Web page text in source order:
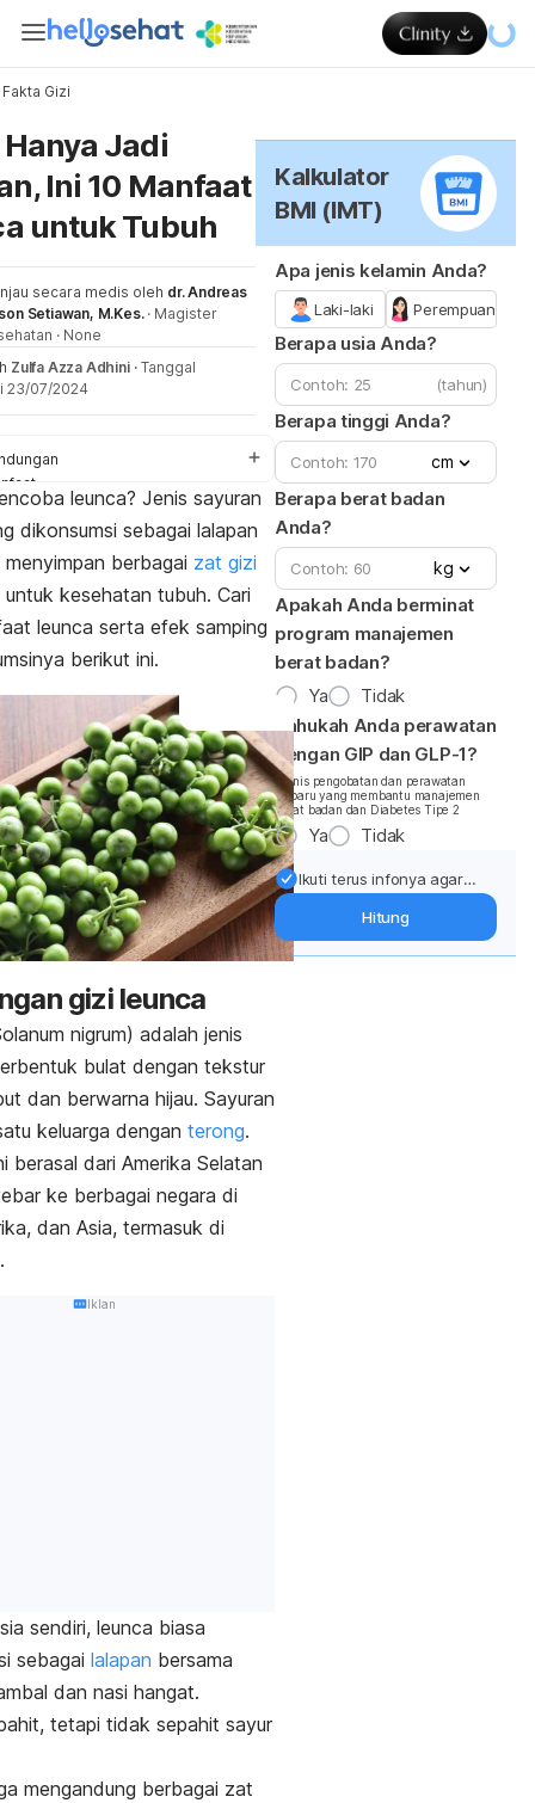
Fakta Gizi
Jadi
Ini 10 Manfaat
untuk Tubuh
secara medis oleh dr. Andreas
Setiawan, M.Kes. · Magister
· None
Zulfa Azza Adhini · Tanggal
23/07/2024
sampingleunca? Jenis sayuran
dikonsumsi sebagai lalapan
berbagai zat gizi
kesehatan tubuh. Cari
leunca serta efek samping
berikut ini.
gizi leunca
nigrum) adalah jenis
bulat dengan tekstur
dan berwarna hijau. Sayuran
keluarga dengan terong.
berasal dari Amerika Selatan
ke berbagai negara di
dan Asia, termasuk di
Iklan
sendiri, leunca biasa
sebagai lalapan bersama
dan nasi hangat.
tetapi tidak sepahit sayur
mengandung berbagai zat
Kalkulator
BMI (IMT)
Apa jenis kelamin Anda?
Laki-laki Perempuan
Berapa usia Anda?
(tahun)
Berapa tinggi Anda?
cm
Berapa berat badan
Anda?
kg
Apakah Anda berminat
program manajemen
berat badan?
Ya
Tidak
Tahukah Anda perawatan
dengan GIP dan GLP-1?
*Jenis pengobatan dan perawatan
terbaru yang membantu manajemen
berat badan dan Diabetes Tipe 2
Ya Tidak
Ikuti terus infonya agar
Dapatkan update dari
Hitung